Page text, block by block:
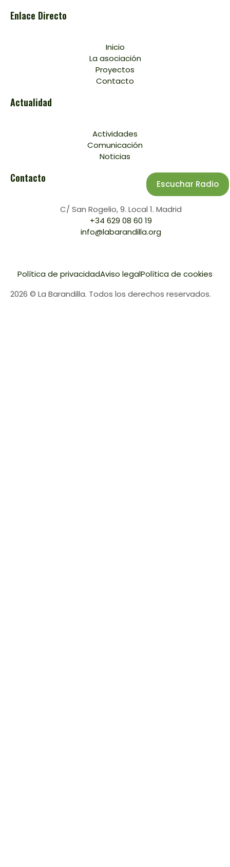
Enlace Directo
Inicio
La asociación
Proyectos
Contacto
Actualidad
Actividades
Comunicación
Noticias
Contacto
C/ San Rogelio, 9. Local 1. Madrid
+34 629 08 60 19
info@labarandilla.org
Escuchar Radio
2026 © La Barandilla. Todos los derechos reservados.
Política de privacidadAviso legalPolítica de cookies